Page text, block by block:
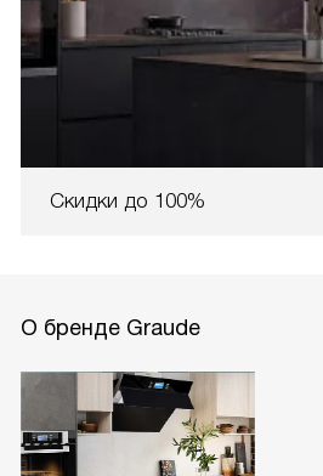
Скидки до 100%
О бренде Graude